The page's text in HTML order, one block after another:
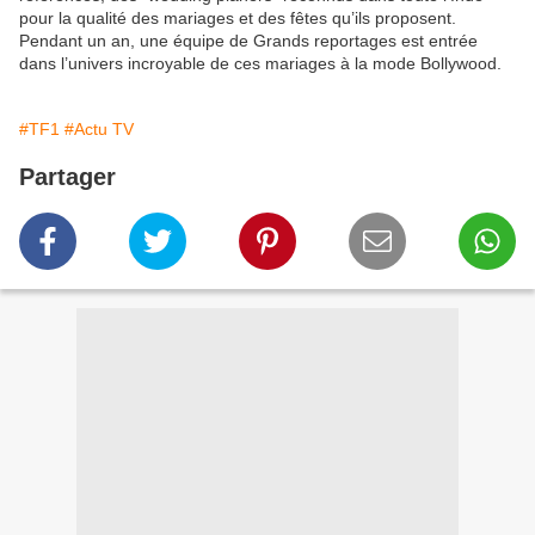
pour la qualité des mariages et des fêtes qu’ils proposent.
Pendant un an, une équipe de Grands reportages est entrée
dans l’univers incroyable de ces mariages à la mode Bollywood.
#TF1 #Actu TV
Partager